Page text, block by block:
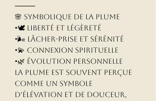
⸻
🌸 Symbolique de la plume
•🕊️ Liberté et légèreté
•🌬️ Lâcher-prise et sérénité
•💫 Connexion spirituelle
•🌿 Évolution personnelle
La plume est souvent perçue
comme un symbole
d’élévation et de douceur,